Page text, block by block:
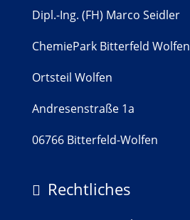
Dipl.-Ing. (FH) Marco Seidler
ChemiePark Bitterfeld Wolfen
Ortsteil Wolfen
Andresenstraße 1a
06766 Bitterfeld-Wolfen
 Rechtliches